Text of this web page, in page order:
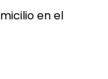
en el